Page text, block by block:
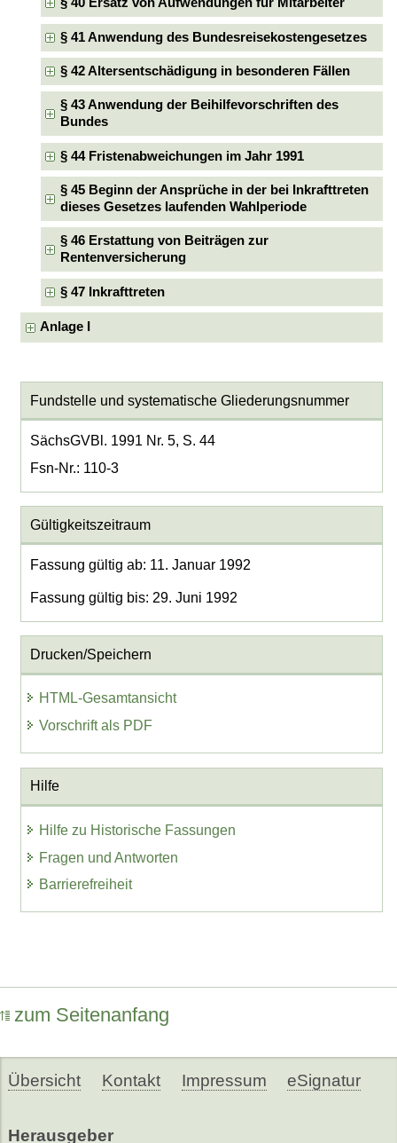
§ 40 Ersatz von Aufwendungen für Mitarbeiter
§ 41 Anwendung des Bundesreisekostengesetzes
§ 42 Altersentschädigung in besonderen Fällen
§ 43 Anwendung der Beihilfevorschriften des
Bundes
§ 44 Fristenabweichungen im Jahr 1991
§ 45 Beginn der Ansprüche in der bei Inkrafttreten
dieses Gesetzes laufenden Wahlperiode
§ 46 Erstattung von Beiträgen zur
Rentenversicherung
§ 47 Inkrafttreten
Anlage I
Fundstelle und systematische Gliederungsnummer
SächsGVBl. 1991 Nr. 5, S. 44
Fsn-Nr.: 110-3
Gültigkeitszeitraum
Fassung gültig ab: 11. Januar 1992
Fassung gültig bis: 29. Juni 1992
Drucken/Speichern
HTML-Gesamtansicht
Vorschrift als PDF
Hilfe
Hilfe zu Historische Fassungen
Fragen und Antworten
Barrierefreiheit
zum Seitenanfang
Übersicht Kontakt Impressum eSignatur
Herausgeber